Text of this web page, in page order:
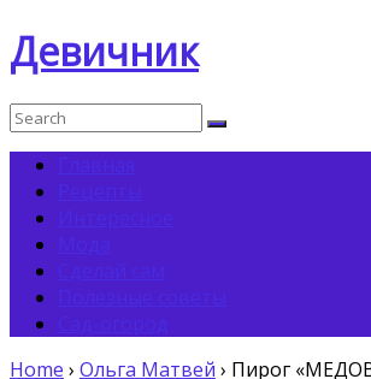
Девичник
Home › Ольга Матвей › Пирог